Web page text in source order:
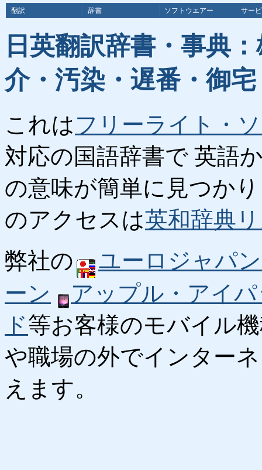
翻訳 辞書 ソフトウエアー サー
日英翻訳辞書・事典
介・汚染・遅番・御
これはフリーライト・
対応の国語辞書で 英語
の意味が簡単に見つか
のアクセスは英和辞典
弊社の
ユーロジャパ
ーン
アップル・アイ
ド等お客様のモバイル
や職場の外でインター
えます。